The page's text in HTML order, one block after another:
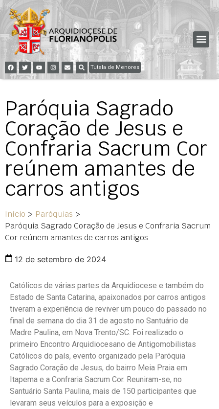
Tutela de Menores
Paróquia Sagrado
Coração de Jesus e
Confraria Sacrum Cor
reúnem amantes de
carros antigos
Início > Paróquias >
Paróquia Sagrado Coração de Jesus e Confraria Sacrum
Cor reúnem amantes de carros antigos
12 de setembro de 2024
Católicos de várias partes da Arquidiocese e também do
Estado de Santa Catarina, apaixonados por carros antigos
tiveram a experiência de reviver um pouco do passado no
final de semana do dia 31 de agosto no Santuário de
Madre Paulina, em Nova Trento/SC. Foi realizado o
primeiro Encontro Arquidiocesano de Antigomobilistas
Católicos do país, evento organizado pela Paróquia
Sagrado Coração de Jesus, do bairro Meia Praia em
Itapema e a Confraria Sacrum Cor. Reuniram-se, no
Santuário Santa Paulina, mais de 150 participantes que
levaram seus veículos para a exposição e